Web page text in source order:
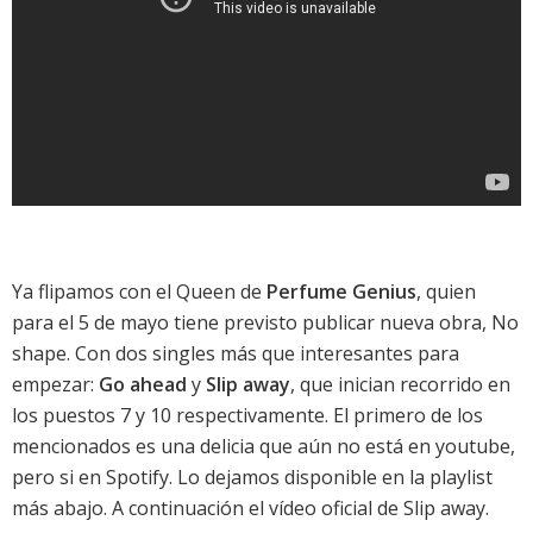
Ya flipamos con el Queen de Perfume Genius, quien
para el 5 de mayo tiene previsto publicar nueva obra, No
shape. Con dos singles más que interesantes para
empezar: Go ahead y Slip away, que inician recorrido en
los puestos 7 y 10 respectivamente. El primero de los
mencionados es una delicia que aún no está en youtube,
pero si en Spotify. Lo dejamos disponible en la playlist
más abajo. A continuación el vídeo oficial de Slip away.